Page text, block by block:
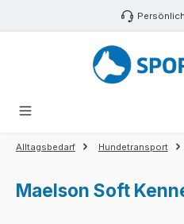
Zum Hauptinhalt springen
Alltagsbedarf Hundetransport
Maelson Soft